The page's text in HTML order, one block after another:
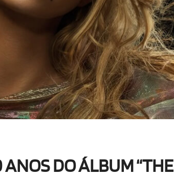
DO ÁLBUM “THE